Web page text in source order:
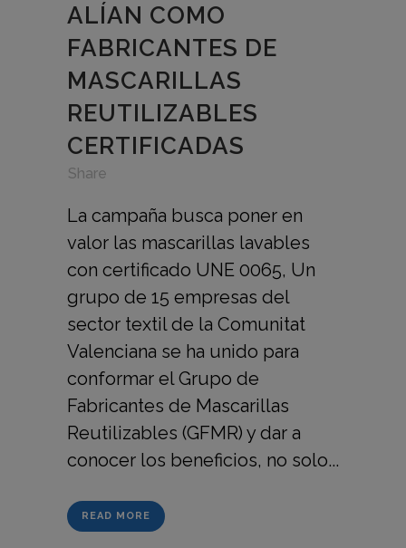
ALÍAN COMO
FABRICANTES DE
MASCARILLAS
REUTILIZABLES
CERTIFICADAS
Share
La campaña busca poner en
valor las mascarillas lavables
con certificado UNE 0065, Un
grupo de 15 empresas del
sector textil de la Comunitat
Valenciana se ha unido para
conformar el Grupo de
Fabricantes de Mascarillas
Reutilizables (GFMR) y dar a
conocer los beneficios, no solo...
READ MORE